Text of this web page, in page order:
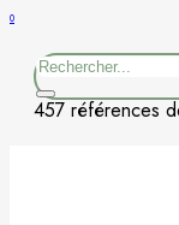
Kaki
0
Rechercher
457 références